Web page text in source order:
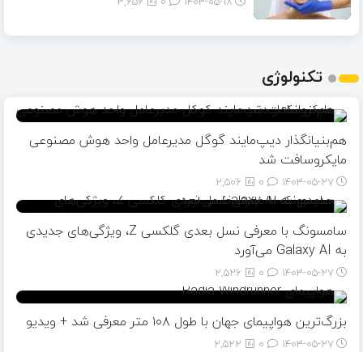
تکنولوژی
هم‌بنیانگذار دیپ‌مایند گوگل مدیرعامل واحد هوش مصنوعی
مایکروسافت شد
۱۴۰۳-۰۵-۲۷ 2,506
سامسونگ با معرفی نسل بعدی گلکسی Z، ویژگی‌های جدیدی
به Galaxy AI می‌آورد
۱۴۰۳-۰۵-۲۷ 2,526
بزرگ‌ترین هواپیمای جهان با طول ۱۰۸ متر معرفی شد + ویدیو
۱۴۰۳-۰۵-۲۷ 2,522